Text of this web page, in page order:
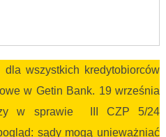
wszystkich kredytobiorców
w Getin Bank. 19 września
w sprawie III CZP 5/24
sądy mogą unieważniać